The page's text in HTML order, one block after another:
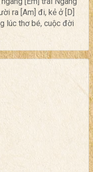
ra [Am] đi, kẻ ở [D]
lúc thơ bé, cuộc đời